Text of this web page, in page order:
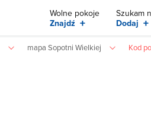
Wolne pokoje
Znajdź +
Szukam
Dodaj +
mapa Sopotni Wielkiej Kod